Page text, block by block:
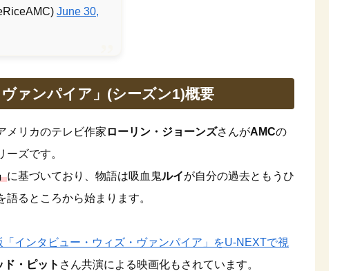
June 30,
ァンパイア」(シーズン1)概要
メリカのテレビ作家 ローリン・ジョーンズさんがAMCの
ズです。
に基づいており、物語は吸血鬼ルイが自分の過去ともうひ
語るところから始まります。
「インタビュー・ウィズ・ヴァンパイア」をU-NEXTで視
ド・ピット さん共演による映画化もされています。